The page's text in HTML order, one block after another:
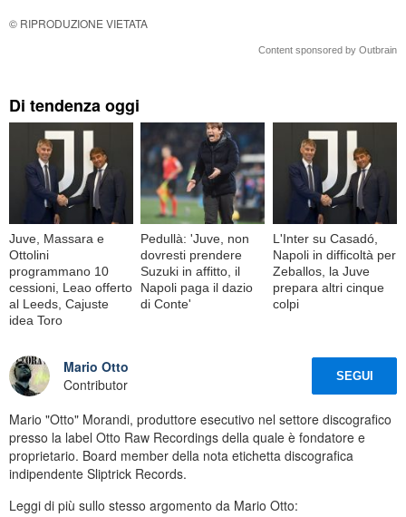
© RIPRODUZIONE VIETATA
Content sponsored by Outbrain
Di tendenza oggi
Juve, Massara e
Ottolini
programmano 10
cessioni, Leao offerto
al Leeds, Cajuste
idea Toro
Pedullà: 'Juve, non
dovresti prendere
Suzuki in affitto, il
Napoli paga il dazio
di Conte'
L'Inter su Casadó,
Napoli in difficoltà per
Zeballos, la Juve
prepara altri cinque
colpi
Mario Otto
Contributor
SEGUI
Mario "Otto" Morandi, produttore esecutivo nel settore discografico
presso la label Otto Raw Recordings della quale è fondatore e
proprietario. Board member della nota etichetta discografica
indipendente Sliptrick Records.
Leggi di più sullo stesso argomento da Mario Otto: